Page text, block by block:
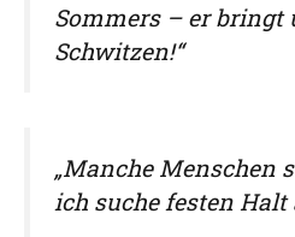
Sommers – er bringt
Schwitzen!“
„Manche Menschen
ich suche festen Halt